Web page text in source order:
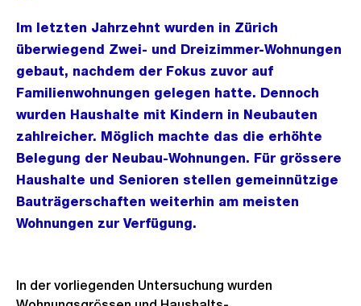
Im letzten Jahrzehnt wurden in Zürich
überwiegend Zwei- und Dreizimmer-Wohnungen
gebaut, nachdem der Fokus zuvor auf
Familienwohnungen gelegen hatte. Dennoch
wurden Haushalte mit Kindern in Neubauten
zahlreicher. Möglich machte das die erhöhte
Belegung der Neubau-Wohnungen. Für grössere
Haushalte und Senioren stellen gemeinnützige
Bauträgerschaften weiterhin am meisten
Wohnungen zur Verfügung.
In der vorliegenden Untersuchung wurden